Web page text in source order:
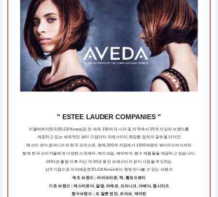
" ESTEE LAUDER COMPANIES "
이엘씨에이한국(ELCA Korea)은 전 세계 150여개 나라 및 지역에서 25개 이상의 브랜드를
제공하고 있는 세계적인 뷰티 기업이자 프레스티지 화장품 업계의 글로벌 리더인
에스티 로더 컴퍼니즈의 한국 오피스로, 현재 350개 지점에서 1500여명의 뷰티어드바이저와
함께 한국 소비자들에게 다양한 스킨케어, 메이크업, 헤어케어, 향수 제품들을 제공하고 있습니다.
1991년 출범 이후 지난 약 30년 동안 프레스티지 뷰티 시장을 주도하는
선두기업으로 자리매김한 ELCA Korea에서 현재 만나볼 수 있는 브랜드
색조 브랜드 : 바비브라운, 맥, 톰포드뷰티
기초 브랜드 : 에스티로더, 달팡, 라메르, 크리니크, 아베다, 랩시리즈
향수브랜드 : 조 말론 런던, 르라보, 에어린